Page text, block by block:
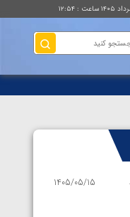
1405/05/15